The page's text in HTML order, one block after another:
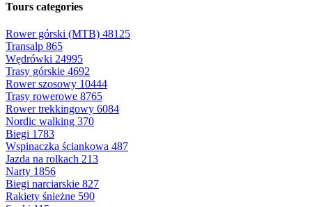
Tours categories
Rower górski (MTB) 48125
Transalp 865
Wędrówki 24995
Trasy górskie 4692
Rower szosowy 10444
Trasy rowerowe 8765
Rower trekkingowy 6084
Nordic walking 370
Biegi 1783
Wspinaczka ściankowa 487
Jazda na rolkach 213
Narty 1856
Biegi narciarskie 827
Rakiety śnieżne 590